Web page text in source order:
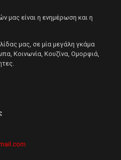
μας είναι η ενημέρωση και η
μας, σε μία μεγάλη γκάμα
Κοινωνία, Κουζίνα, Ομορφιά,